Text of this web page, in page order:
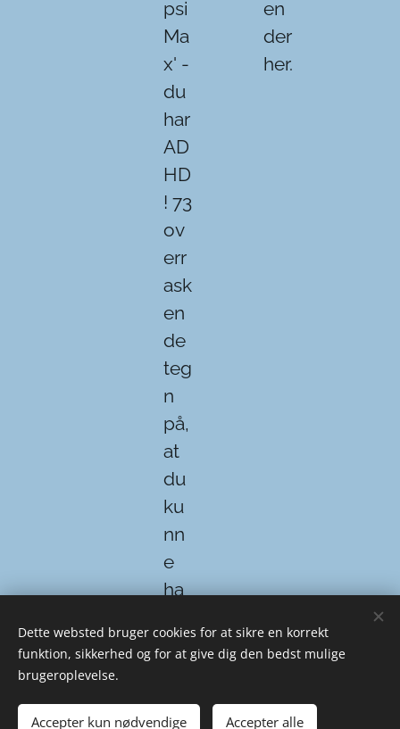
psi
Ma
x' -
du
har
AD
HD
! 73
ov
err
ask
en
de
teg
n
på,
at
du
ku
nn
e
ha
AD
ud
en
der
her.
Dette websted bruger cookies for at sikre en korrekt
funktion, sikkerhed og for at give dig den bedst mulige
brugeroplevelse.
Accepter kun nødvendige Accepter alle